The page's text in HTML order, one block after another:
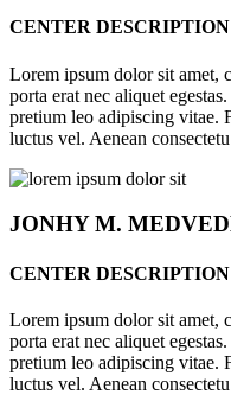
CENTER DESCRIPTION
Lorem ipsum dolor sit amet,
porta erat nec aliquet
pretium leo adipiscing vitae.
luctus vel. Aenean
JONHYM.
CENTER DESCRIPTION
Lorem ipsum dolor sit amet,
porta erat nec aliquet
pretium leo adipiscing vitae.
luctus vel. Aenean